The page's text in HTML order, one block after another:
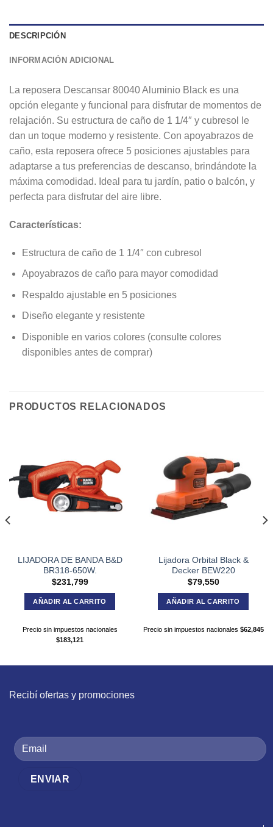
DESCRIPCIÓN
INFORMACIÓN ADICIONAL
La reposera Descansar 80040 Aluminio Black es una
opción elegante y funcional para disfrutar de momentos de
relajación. Su estructura de caño de 1 1/4″ y cubresol le
dan un toque moderno y resistente. Con apoyabrazos de
caño, esta reposera ofrece 5 posiciones ajustables para
adaptarse a tus preferencias de descanso, brindándote la
máxima comodidad. Ideal para tu jardín, patio o balcón, y
perfecta para disfrutar del aire libre.
Características:
Estructura de caño de 1 1/4″ con cubresol
Apoyabrazos de caño para mayor comodidad
Respaldo ajustable en 5 posiciones
Diseño elegante y resistente
Disponible en varios colores (consulte colores
disponibles antes de comprar)
PRODUCTOS RELACIONADOS
LIJADORA DE BANDA B&D
BR318-650W.
$231,799
AÑADIR AL CARRITO
Precio sin impuestos nacionales
$183,121
Lijadora Orbital Black &
Decker BEW220
$79,550
AÑADIR AL CARRITO
Precio sin impuestos nacionales $62,845
Recibí ofertas y promociones